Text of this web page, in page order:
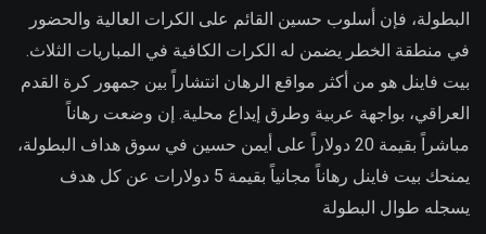
البطولة، فإن أسلوب حسين القائم على الكرات العالية والحضور
في منطقة الخطر يضمن له الكرات الكافية في المباريات الثلاث.
بيت فاينل هو من أكثر مواقع الرهان انتشاراً بين جمهور كرة القدم
العراقي، بواجهة عربية وطرق إيداع محلية. إن وضعت رهاناً
مباشراً بقيمة 20 دولاراً على أيمن حسين في سوق هداف البطولة،
يمنحك بيت فاينل رهاناً مجانياً بقيمة 5 دولارات عن كل هدف
يسجله طوال البطولة